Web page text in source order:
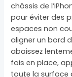
châssis de
pour éviter des
espaces non
aligner un bord
abaissez
fois en place,
toute la surface